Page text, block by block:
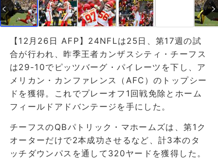
【12月26日 AFP】24NFLは25日、第17週の試
合が行われ、昨季王者カンザスシティ・チーフス
は29-10でピッツバーグ・パイレーツを下し、ア
メリカン・カンファレンス（AFC）のトップシー
ドを獲得。これでプレーオフ1回戦免除とホーム
フィールドアドバンテージを手にした。
チーフスのQBパトリック・マホームズは、第1ク
オーターだけで2本成功させるなど、計3本のタ
ッチダウンパスを通して320ヤードを獲得した。